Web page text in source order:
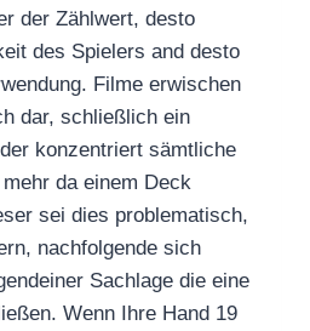
der Zählwert, desto
des Spielers and desto
Filme erwischen
dar, schließlich ein
konzentriert sämtliche
da einem Deck
sei dies problematisch,
nachfolgende sich
Sachlage die eine
Wenn Ihre Hand 19